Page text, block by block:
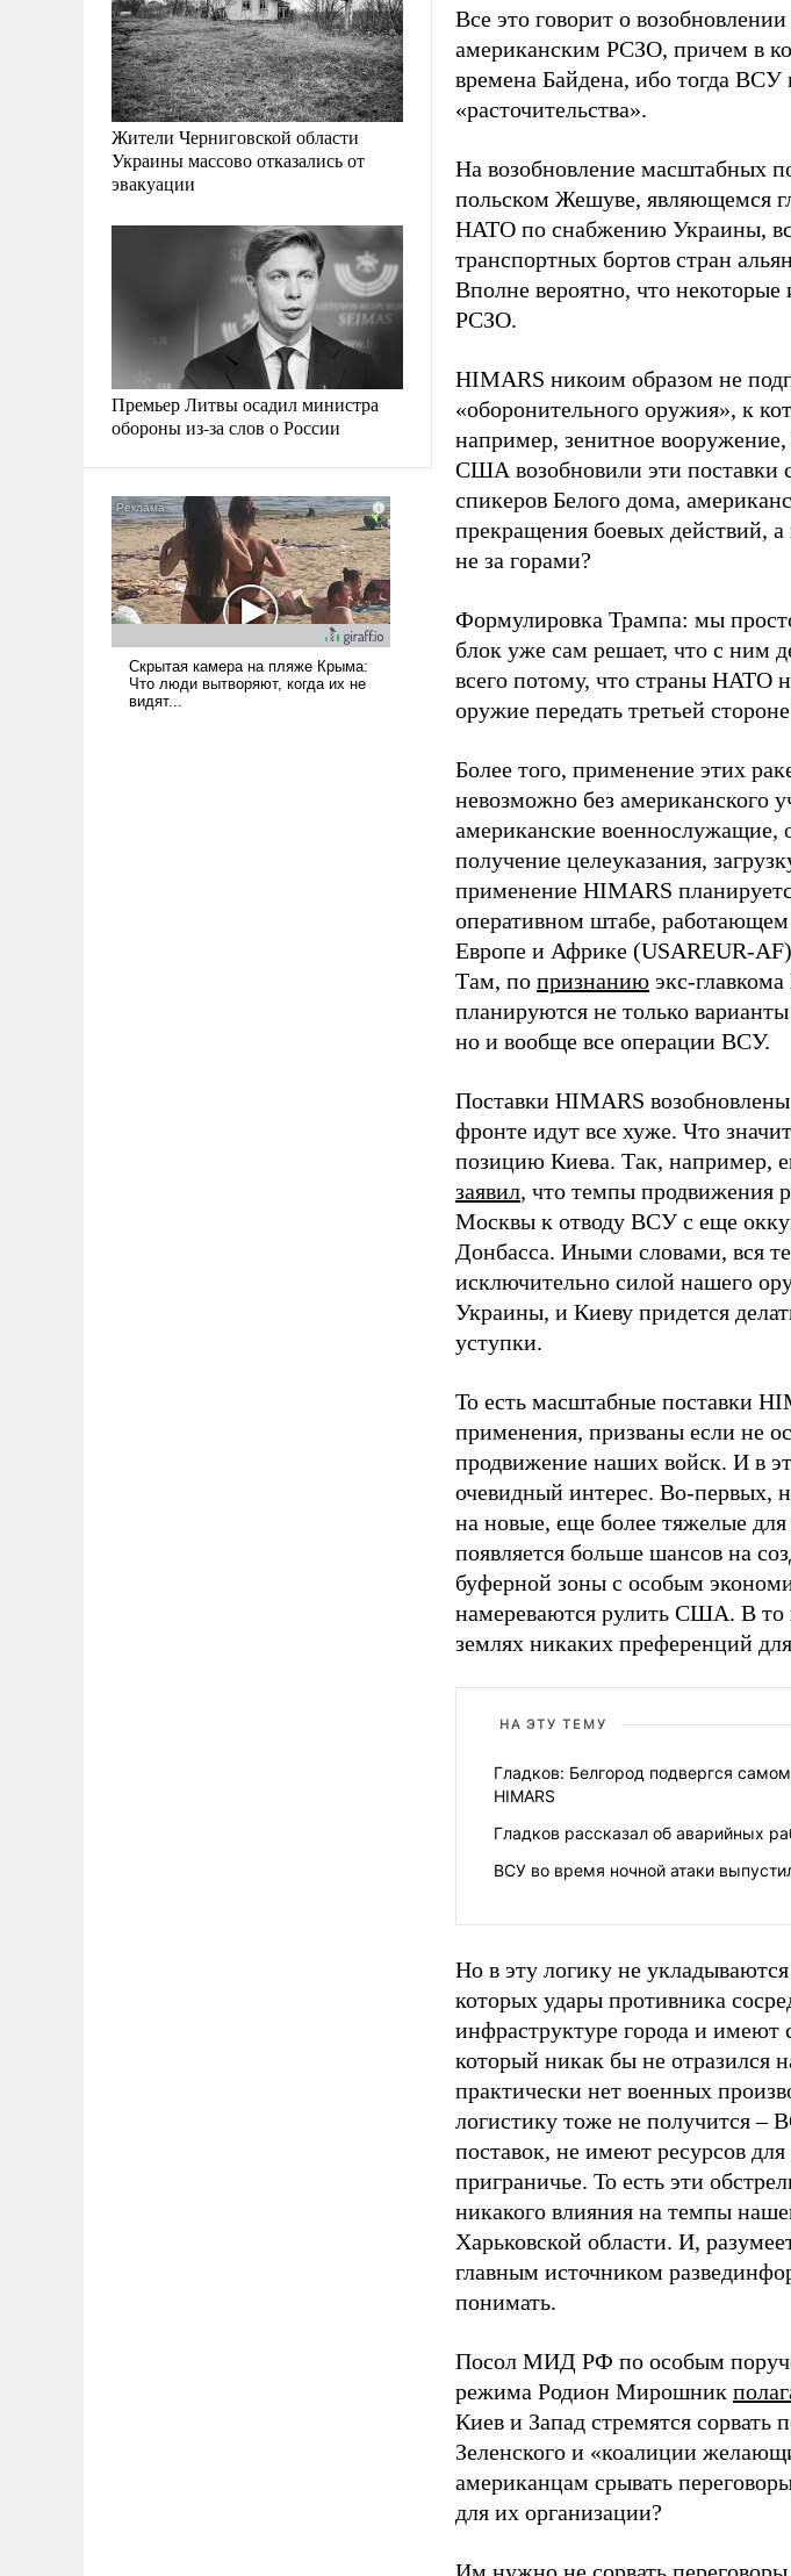
Жители Черниговской области
Украины массово отказались от
эвакуации
Премьер Литвы осадил министра
обороны из-за слов о России
Все это говорит о
американским РСЗО, причем в
времена Байдена, ибо тогда ВСУ
«расточительства».
На возобновление масштабных
польском Жешуве, являющемся
НАТО по снабжению Украины,
транспортных бортов стран
Вполне вероятно, что
РСЗО.
HIMARS никоим образом не
«оборонительного оружия», к
например, зенитное
США возобновили эти поставки
спикеров Белого дома,
прекращения боевых действий,
не за горами?
Формулировка Трампа: мы
блок уже сам решает, что с ним
всего потому, что страны НАТО
оружие передать третьей
Более того, применение этих
невозможно без американского
американские военнослужащие,
получение целеуказания,
применение HIMARS
оперативном штабе,
Европе и Африке (USAREUR-
Там, по признанию экс-
планируются не только
но и вообще все операции ВСУ.
Поставки HIMARS
фронте идут все хуже. Что
позицию Киева. Так, например,
заявил, что темпы продвижения
Москвы к отводу ВСУ с еще
Донбасса. Иными словами, вся
исключительно силой нашего
Украины, и Киеву придется
уступки.
То есть масштабные поставки
применения, призваны если не
продвижение наших войск. И в
очевидный интерес. Во-первых,
на новые, еще более тяжелые
появляется больше шансов на
буферной зоны с особым
намереваются рулить США. В то
землях никаких преференций
НА ЭТУ ТЕМУ
Гладков: Белгород подвергся
HIMARS
Гладков рассказал об аварийных
ВСУ во время ночной атаки
Но в эту логику не
которых удары противника
инфраструктуре города и имеют
который никак бы не отразился
практически нет военных
логистику тоже не получится –
поставок, не имеют ресурсов
приграничье. То есть эти
никакого влияния на темпы
Харьковской области. И,
главным источником
понимать.
Посол МИД РФ по особым
режима Родион Мирошник
Киев и Запад стремятся
Зеленского и «коалиции
американцам срывать
для их организации?